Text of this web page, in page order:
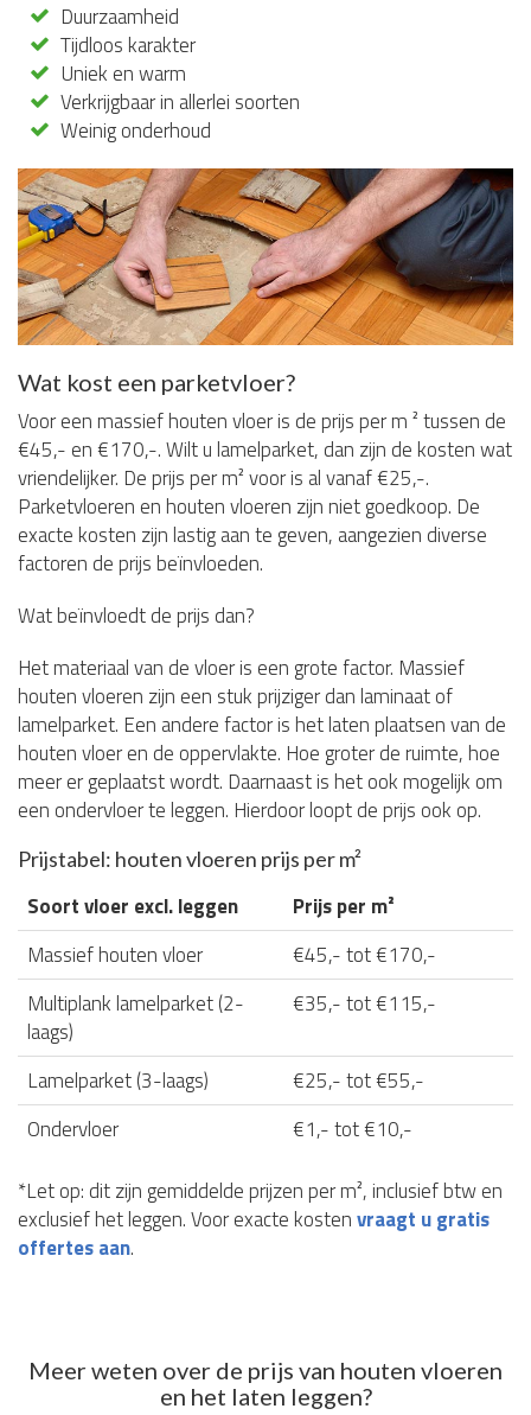
Duurzaamheid
Tijdloos karakter
Uniek en warm
Verkrijgbaar in allerlei soorten
Weinig onderhoud
Wat kost een parketvloer?
Voor een massief houten vloer is de prijs per m ² tussen de
€45,- en €170,-. Wilt u lamelparket, dan zijn de kosten wat
vriendelijker. De prijs per m² voor is al vanaf €25,-.
Parketvloeren en houten vloeren zijn niet goedkoop. De
exacte kosten zijn lastig aan te geven, aangezien diverse
factoren de prijs beïnvloeden.
Wat beïnvloedt de prijs dan?
Het materiaal van de vloer is een grote factor. Massief
houten vloeren zijn een stuk prijziger dan laminaat of
lamelparket. Een andere factor is het laten plaatsen van de
houten vloer en de oppervlakte. Hoe groter de ruimte, hoe
meer er geplaatst wordt. Daarnaast is het ook mogelijk om
een ondervloer te leggen. Hierdoor loopt de prijs ook op.
Prijstabel: houten vloeren prijs per m²
Soort vloer excl. leggen
Prijs per m²
Massief houten vloer
€45,- tot €170,-
Multiplank lamelparket (2-
laags)
€35,- tot €115,-
Lamelparket (3-laags)
€25,- tot €55,-
Ondervloer
€1,- tot €10,-
*Let op: dit zijn gemiddelde prijzen per m², inclusief btw en
exclusief het leggen. Voor exacte kostenvraagt u gratis
offertes aan.
Meer weten over de prijs van houten vloeren
en het laten leggen?